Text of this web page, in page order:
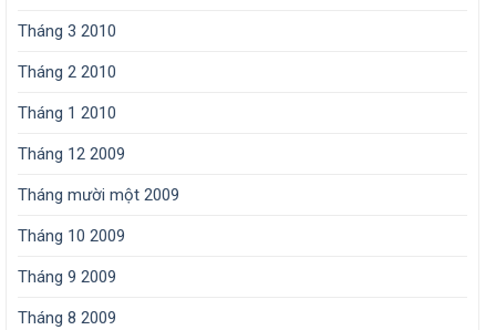
Tháng 3 2010
Tháng 2 2010
Tháng 1 2010
Tháng 12 2009
Tháng mười một 2009
Tháng 10 2009
Tháng 9 2009
Tháng 8 2009